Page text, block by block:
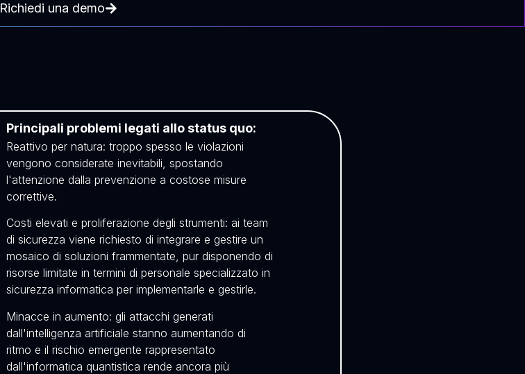
Richiedi una demo
Principali problemi legati allo status quo:
Reattivo per natura: troppo spesso le violazioni
vengono considerate inevitabili, spostando
l'attenzione dalla prevenzione a costose misure
correttive.
Costi elevati e proliferazione degli strumenti: ai team
di sicurezza viene richiesto di integrare e gestire un
mosaico di soluzioni frammentate, pur disponendo di
risorse limitate in termini di personale specializzato in
sicurezza informatica per implementarle e gestirle.
Minacce in aumento: gli attacchi generati
dall'intelligenza artificiale stanno aumentando di
ritmo e il rischio emergente rappresentato
dall'informatica quantistica rende ancora più